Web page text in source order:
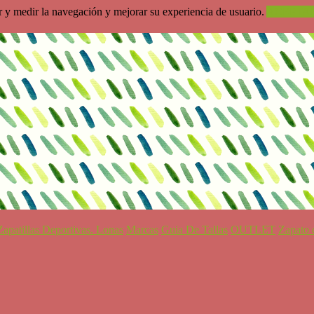
medir la navegación y mejorar su experiencia de usuario.
Deportivas. Lonas Marcas Guia De Tallas OUTLET Zapato